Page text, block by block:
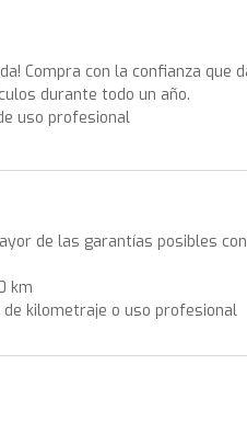
Compra con la confianza que
durante todo un año.
uso profesional
de las garantías posibles
km
kilometraje o uso profesional